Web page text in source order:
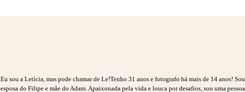
Eu sou a Letícia, mas pode chamar de Le!Tenho 31 anos e fotografo há mais de 14 anos! Sou
esposa do Filipe e mãe do Adam. Apaixonada pela vida e louca por desafios, sou uma pessoa